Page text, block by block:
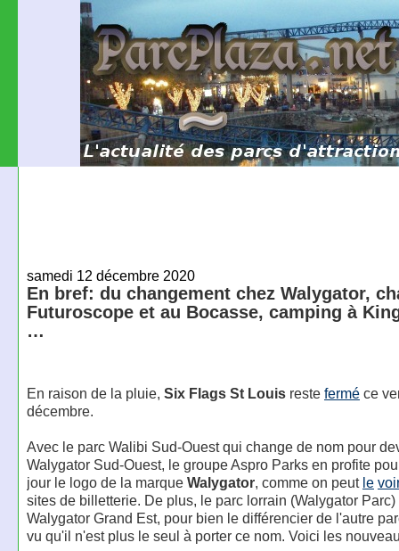
samedi 12 décembre 2020
En bref: du changement chez Walygator,
Futuroscope et au Bocasse, camping à
…
En raison de la pluie, Six Flags St Louisreste ferméce
décembre.
Avec le parc Walibi Sud-Ouest qui change de nom pour
Walygator Sud-Ouest, le groupe Aspro Parks en profite
jour le logo de la marque Walygator, comme on peut le
sites de billetterie. De plus, le parc lorrain (Walygator
Walygator Grand Est, pour bien le différencier de l'autre
vu qu'il n'est plus le seul à porter ce nom. Voici les